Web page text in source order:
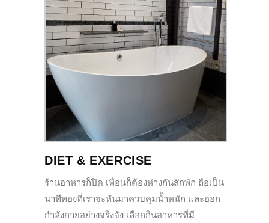
DIET & EXERCISE
ร้านอาหารก็ปิด เพื่อนก็ต้องห่างกันสักพัก ถือเป็น
นาทีทองที่เราจะหันมาควบคุมน้ำหนัก และออก
กำลังกายอย่างจริงจัง เลือกกินอาหารที่มี